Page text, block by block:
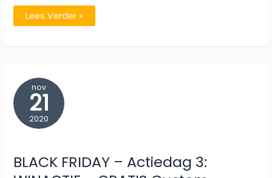
BLACK
FRIDAY
4:
onze
GIGANT
Custom
Kussens!
Lees Verder »
nov
21
2020
BLACK FRIDAY – Actiedag 3: